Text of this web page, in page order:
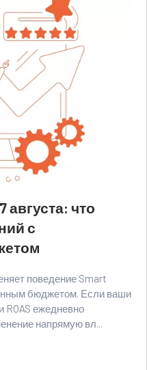
августа: что
с
поведение Smart
бюджетом. Если ваши
ROAS ежедневно
напрямую вл...